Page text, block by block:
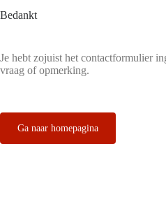
Bedankt
Je hebt zojuist het contactformulier
vraag of opmerking.
Ga naar homepagina